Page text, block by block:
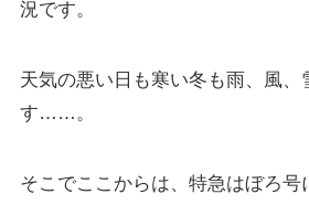
況です。
天気の悪い日も寒い冬も雨、風、
す……。
そこでここからは、特急はぼろ号